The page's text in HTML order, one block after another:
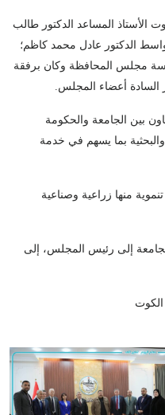
الأستاذ المساعد الدكتور طالب
الدكتور عادل محمد كاظم؛
مجلس المحافظة وكان برفقة
السادة أعضاء المجلس.
بين الجامعة والحكومة
والبحثية بما يسهم في خدمة
منها زراعية وصناعية
إلى رئيس المجلس، إلى
الكوت